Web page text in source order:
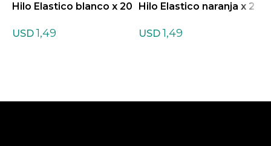
Hilo Elastico blanco x 20
USD 1,49
Hilo Elastico naranja x 2
USD 1,49